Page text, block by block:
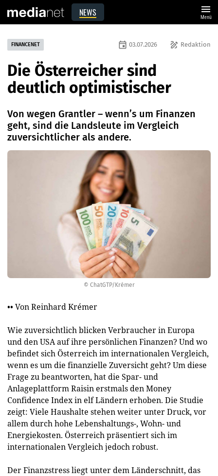
NEWS menu
Menü
© ChatGTP/Krémer
FINANCENET draw Redaktion
event 03.07.2026
Die Österreicher sind
deutlich optimistischer
Von wegen Grantler – wenn’s um Finanzen
geht, sind die Landsleute im Vergleich
zuversichtlicher als andere.
•• Von Reinhard Krémer
Wie zuversichtlich blicken Verbraucher in Europa
und den USA auf ihre persönlichen Finanzen? Und wo
befindet sich Österreich im internationalen Vergleich,
wenn es um die finanzielle Zuversicht geht? Um diese
Frage zu beantworten, hat die Spar- und
Anlageplattform Raisin erstmals den Money
Confidence Index in elf Ländern erhoben. Die Studie
zeigt: Viele Haushalte stehen weiter unter Druck, vor
allem durch hohe Lebenshaltungs-, Wohn- und
Energiekosten. Österreich präsentiert sich im
internationalen Vergleich jedoch robust.
Der Finanzstress liegt unter dem Länderschnitt, das